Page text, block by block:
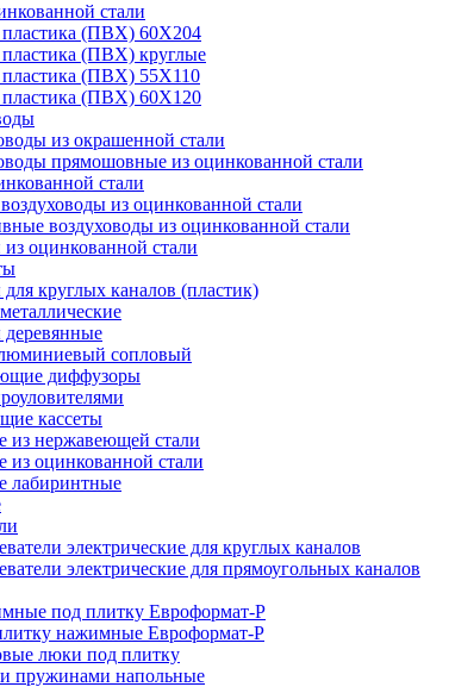
стали
пластика (ПВХ) 60Х204
(ПВХ) круглые
пластика (ПВХ) 55Х110
пластика (ПВХ) 60Х120
из окрашенной стали
прямошовные из оцинкованной стали
стали
из оцинкованной стали
воздуховоды из оцинкованной стали
оцинкованной стали
круглых каналов (пластик)
сопловый
диффузоры
кассеты
из нержавеющей стали
оцинкованной стали
лабиринтные
электрические для круглых каналов
электрические для прямоугольных каналов
под плитку Евроформат-Р
нажимные Евроформат-Р
люки под плитку
пружинами напольные